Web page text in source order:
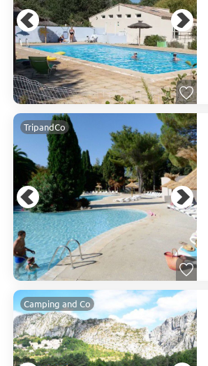
TripandCo
Camping and Co